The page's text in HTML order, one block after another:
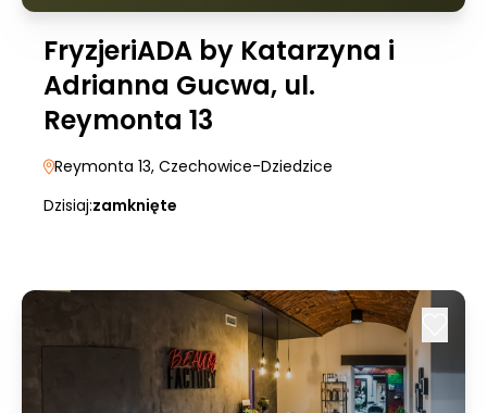
FryzjeriADA by Katarzyna i
Adrianna Gucwa, ul.
Reymonta 13
Reymonta 13, Czechowice-Dziedzice
Dzisiaj:zamknięte